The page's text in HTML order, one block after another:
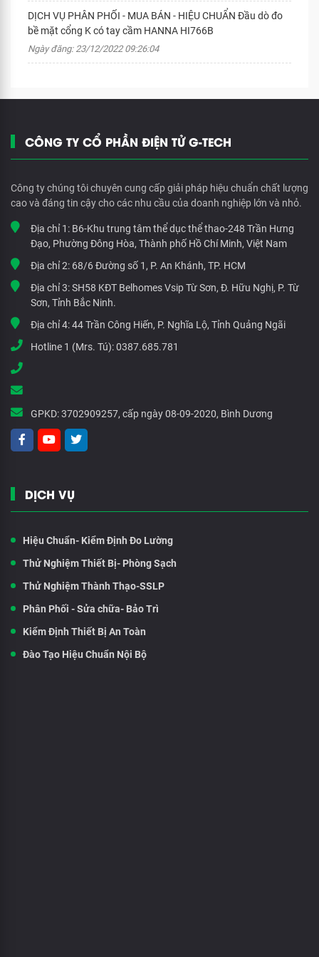
DỊCH VỤ PHÂN PHỐI - MUA BÁN - HIỆU CHUẨN Đầu dò đo
bề mặt cổng K có tay cầm HANNA HI766B
Ngày đăng: 23/12/2022 09:26:04
CÔNG TY CỔ PHẦN ĐIỆN TỬ G-TECH
Công ty chúng tôi chuyên cung cấp giải pháp hiệu chuẩn chất lượng
cao và đáng tin cậy cho các nhu cầu của doanh nghiệp lớn và nhỏ.
Địa chỉ 1: B6-Khu trung tâm thể dục thể thao-248 Trần Hưng
Đạo, Phường Đông Hòa, Thành phố Hồ Chí Minh, Việt Nam
Địa chỉ 2: 68/6 Đường số 1, P. An Khánh, TP. HCM
Địa chỉ 3:SH58 KĐT Belhomes Vsip Từ Sơn, Đ. Hữu Nghị, P. Từ
Sơn, Tỉnh Bắc Ninh.
Địa chỉ 4:44 Trần Công Hiến, P. Nghĩa Lộ, Tỉnh Quảng Ngãi
Hotline 1 (Mrs. Tú):0387.685.781
GPKD:3702909257, cấp ngày 08-09-2020, Bình Dương
DỊCH VỤ
Hiệu Chuẩn- Kiểm Định Đo Lường
Thử Nghiệm Thiết Bị- Phòng Sạch
Thử Nghiệm Thành Thạo-SSLP
Phân Phối - Sửa chữa- Bảo Trì
Kiểm Định Thiết Bị An Toàn
Đào Tạo Hiệu Chuẩn Nội Bộ